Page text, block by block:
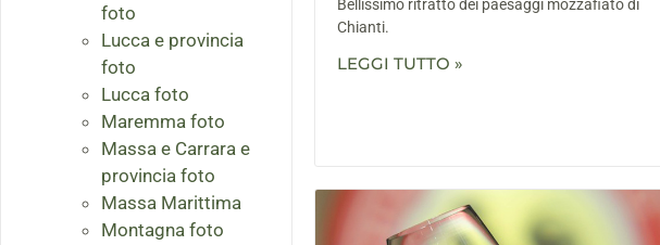
foto
Lucca e provincia
foto
Lucca foto
Maremma foto
Massa e Carrara e
provincia foto
Massa Marittima
Montagna foto
Bellissimo ritratto dei paesaggi mozzafiato di
Chianti.
LEGGI TUTTO »